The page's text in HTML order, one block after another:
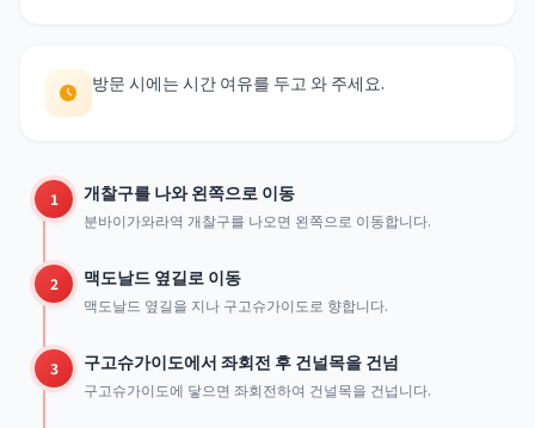
방문 시에는 시간 여유를 두고 와 주세요.
1 개찰구를 나와 왼쪽으로 이동
분바이가와라역 개찰구를 나오면 왼쪽으로 이동합니다.
2 맥도날드 옆길로 이동
맥도날드 옆길을 지나 구고슈가이도로 향합니다.
3 구고슈가이도에서 좌회전 후 건널목을 건넘
구고슈가이도에 닿으면 좌회전하여 건널목을 건넙니다.